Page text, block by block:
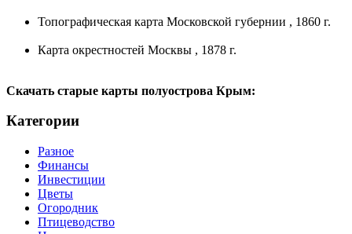
Топографическая карта Московской губернии , 1860 г.
Карта окрестностей Москвы , 1878 г.
Скачать старые карты полуострова Крым:
Категории
Разное
Финансы
Инвестиции
Цветы
Огородник
Птицеводство